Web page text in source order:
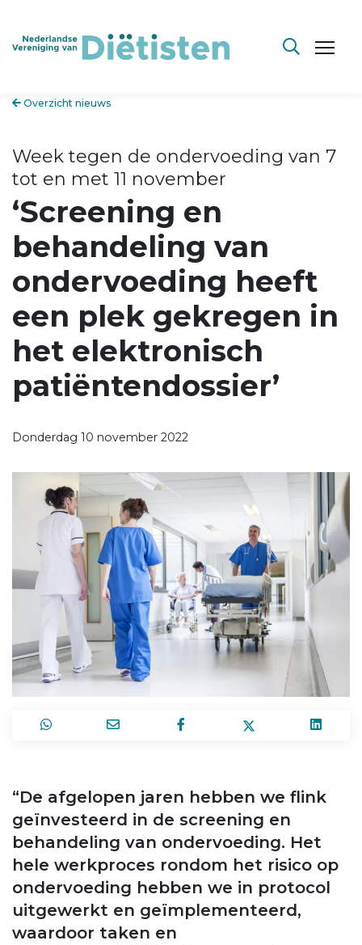
Overzicht nieuws
Week tegen de ondervoeding van 7
tot en met 11 november
‘Screening en
behandeling van
ondervoeding heeft
een plek gekregen in
het elektronisch
patiëntendossier’
Donderdag 10 november 2022
“De afgelopen jaren hebben we flink
geïnvesteerd in de screening en
behandeling van ondervoeding. Het
hele werkproces rondom het risico op
ondervoeding hebben we in protocol
uitgewerkt en geïmplementeerd,
waardoor taken en